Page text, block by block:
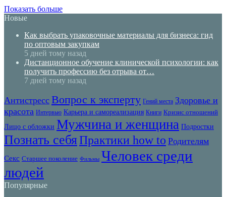
Показать больше
Новые
Как выбрать упаковочные материалы для бизнеса: гид
по оптовым закупкам
5 дней тому назад
Дистанционное обучение клинической психологии: как
получить профессию без отрыва от…
7 дней тому назад
Антистресс Вопрос к эксперту Гений места Здоровье и
красота Интервью Карьера и самореализация Книги Кризис отношений
Лицо с обложки Мужчина и женщина Подростки
Познать себяПрактики how to Родителям
Секс Старшее поколение Фильмы Человек среди
людей
Популярные